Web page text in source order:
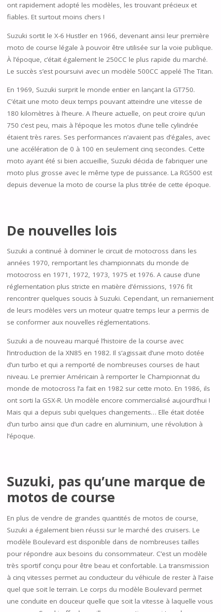
ont rapidement adopté les modèles, les trouvant précieux et
fiables. Et surtout moins chers !
Suzuki sortit le X-6 Hustler en 1966, devenant ainsi leur première
moto de course légale à pouvoir être utilisée sur la voie publique.
À l’époque, c’était également le 250CC le plus rapide du marché.
Le succès s’est poursuivi avec un modèle 500CC appelé The Titan.
En 1969, Suzuki surprit le monde entier en lançant la GT750.
C’était une moto deux temps pouvant atteindre une vitesse de
180 kilomètres à l’heure. A l’heure actuelle, on peut croire qu’un
750 c’est peu, mais à l’époque les motos d’une telle cylindrée
étaient très rares. Ses performances n’avaient pas d’égales, avec
une accélération de 0 à 100 en seulement cinq secondes. Cette
moto ayant été si bien accueillie, Suzuki décida de fabriquer une
moto plus grosse avec le même type de puissance. La RG500 est
depuis devenue la moto de course la plus titrée de cette époque.
De nouvelles lois
Suzuki a continué à dominer le circuit de motocross dans les
années 1970, remportant les championnats du monde de
motocross en 1971, 1972, 1973, 1975 et 1976. A cause d’une
réglementation plus stricte en matière d’émissions, 1976 fit
rencontrer quelques soucis à Suzuki. Cependant, un remaniement
de leurs modèles vers un moteur quatre temps leur a permis de
se conformer aux nouvelles réglementations.
Suzuki a de nouveau marqué l’histoire de la course avec
l’introduction de la XN85 en 1982. Il s’agissait d’une moto dotée
d’un turbo et qui a remporté de nombreuses courses de haut
niveau. Le premier Américain à remporter le Championnat du
monde de motocross l’a fait en 1982 sur cette moto. En 1986, ils
ont sorti la GSX-R. Un modèle encore commercialisé aujourd’hui !
Mais qui a depuis subi quelques changements… Elle était dotée
d’un turbo ainsi que d’un cadre en aluminium, une révolution à
l’époque.
Suzuki, pas qu’une marque de
motos de course
En plus de vendre de grandes quantités de motos de course,
Suzuki a également bien réussi sur le marché des cruisers. Le
modèle Boulevard est disponible dans de nombreuses tailles
pour répondre aux besoins du consommateur. C’est un modèle
très sportif conçu pour être beau et confortable. La transmission
à cinq vitesses permet au conducteur du véhicule de rester à l’aise
quel que soit le terrain. Le corps du modèle Boulevard permet
une conduite en douceur quelle que soit la vitesse à laquelle vous